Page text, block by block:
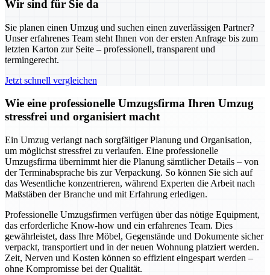
Wir sind für Sie da
Sie planen einen Umzug und suchen einen zuverlässigen Partner?
Unser erfahrenes Team steht Ihnen von der ersten Anfrage bis zum
letzten Karton zur Seite – professionell, transparent und
termingerecht.
Jetzt schnell vergleichen
Wie eine professionelle Umzugsfirma Ihren Umzug
stressfrei und organisiert macht
Ein Umzug verlangt nach sorgfältiger Planung und Organisation,
um möglichst stressfrei zu verlaufen. Eine professionelle
Umzugsfirma übernimmt hier die Planung sämtlicher Details – von
der Terminabsprache bis zur Verpackung. So können Sie sich auf
das Wesentliche konzentrieren, während Experten die Arbeit nach
Maßstäben der Branche und mit Erfahrung erledigen.
Professionelle Umzugsfirmen verfügen über das nötige Equipment,
das erforderliche Know-how und ein erfahrenes Team. Dies
gewährleistet, dass Ihre Möbel, Gegenstände und Dokumente sicher
verpackt, transportiert und in der neuen Wohnung platziert werden.
Zeit, Nerven und Kosten können so effizient eingespart werden –
ohne Kompromisse bei der Qualität.